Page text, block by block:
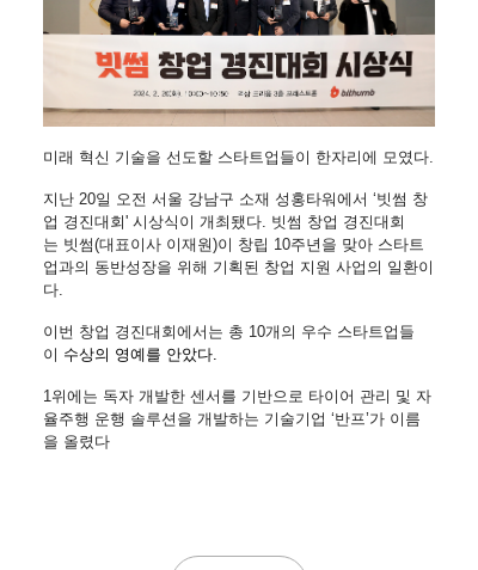
미래 혁신 기술을 선도할 스타트업들이 한자리에 모였다.
지난 20일 오전 서울 강남구 소재 성홍타워에서 ‘빗썸 창
업 경진대회' 시상식이 개최됐다. 빗썸 창업 경진대회
는 빗썸(대표이사 이재원)이 창립 10주년을 맞아 스타트
업과의 동반성장을 위해 기획된 창업 지원 사업의 일환이
다.
이번 창업 경진대회에서는 총 10개의 우수 스타트업들
이 수상의 영예를 안았다.
1 위에는 독자 개발한 센서를 기반으로 타이어 관리 및 자
율주행 운행 솔루션을 개발하는 기술기업 ‘반프’가 이름
을 올렸다